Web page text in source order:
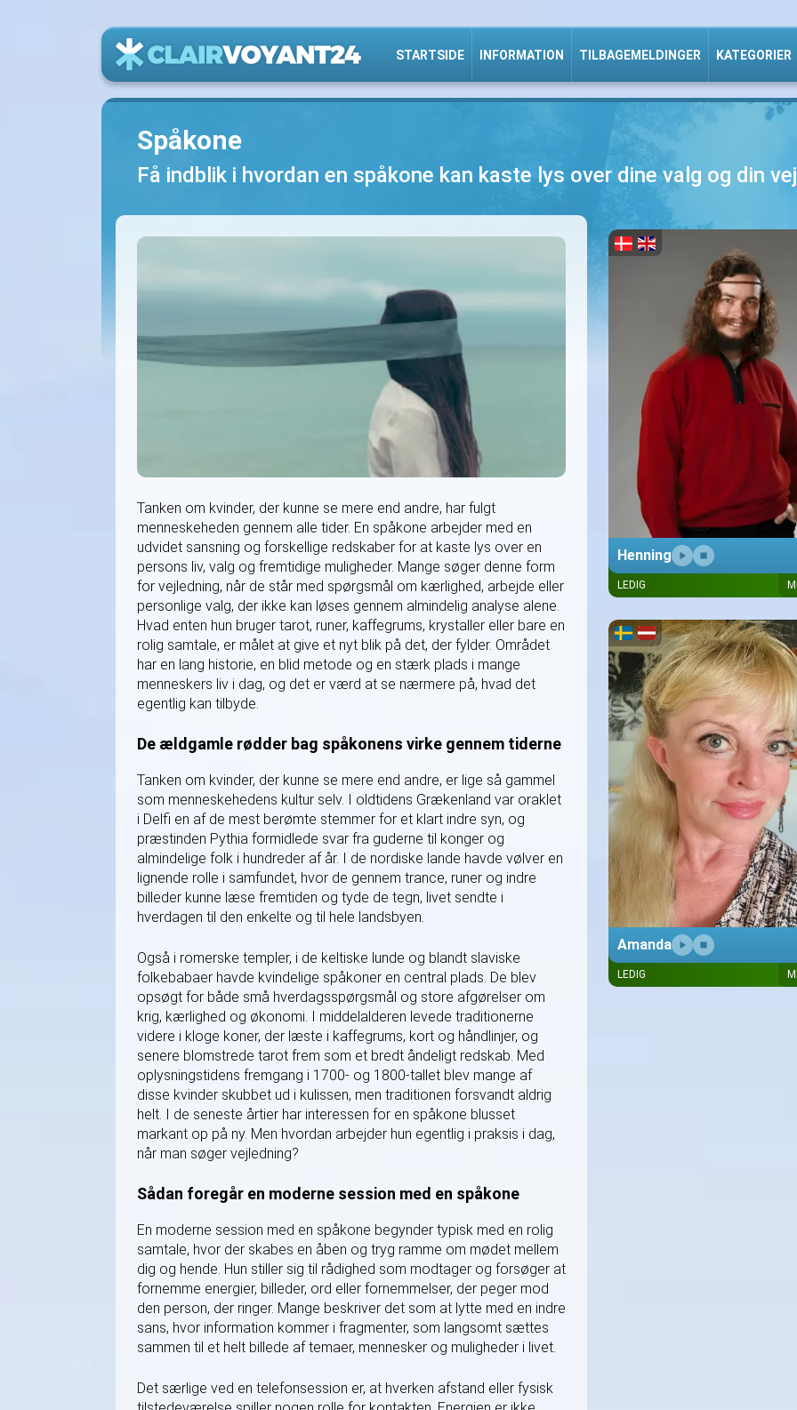
STARTSIDE INFORMATION TILBAGEMELDINGER KATEGORIER
Spåkone
Få indblik i hvordan en spåkone kan kaste lys over dine valg og din
Tanken om kvinder, der kunne se mere end andre, har fulgt
menneskeheden gennem alle tider. En spåkone arbejder med en
udvidet sansning og forskellige redskaber for at kaste lys over en
persons liv, valg og fremtidige muligheder. Mange søger denne form
for vejledning, når de står med spørgsmål om kærlighed, arbejde eller
personlige valg, der ikke kan løses gennem almindelig analyse alene.
Hvad enten hun bruger tarot, runer, kaffegrums, krystaller eller bare en
rolig samtale, er målet at give et nyt blik på det, der fylder. Området
har en lang historie, en blid metode og en stærk plads i mange
menneskers liv i dag, og det er værd at se nærmere på, hvad det
egentlig kan tilbyde.
De ældgamle rødder bag spåkonens virke gennem tiderne
Tanken om kvinder, der kunne se mere end andre, er lige så gammel
som menneskehedens kultur selv. I oldtidens Grækenland var oraklet
i Delfi en af de mest berømte stemmer for et klart indre syn, og
præstinden Pythia formidlede svar fra guderne til konger og
almindelige folk i hundreder af år. I de nordiske lande havde vølver en
lignende rolle i samfundet, hvor de gennem trance, runer og indre
billeder kunne læse fremtiden og tyde de tegn, livet sendte i
hverdagen til den enkelte og til hele landsbyen.
Også i romerske templer, i de keltiske lunde og blandt slaviske
folkebabaer havde kvindelige spåkoner en central plads. De blev
opsøgt for både små hverdagsspørgsmål og store afgørelser om
krig, kærlighed og økonomi. I middelalderen levede traditionerne
videre i kloge koner, der læste i kaffegrums, kort og håndlinjer, og
senere blomstrede tarot frem som et bredt åndeligt redskab. Med
oplysningstidens fremgang i 1700- og 1800-tallet blev mange af
disse kvinder skubbet ud i kulissen, men traditionen forsvandt aldrig
helt. I de seneste årtier har interessen for en spåkone blusset
markant op på ny. Men hvordan arbejder hun egentlig i praksis i dag,
når man søger vejledning?
Sådan foregår en moderne session med en spåkone
En moderne session med en spåkone begynder typisk med en rolig
samtale, hvor der skabes en åben og tryg ramme om mødet mellem
dig og hende. Hun stiller sig til rådighed som modtager og forsøger at
fornemme energier, billeder, ord eller fornemmelser, der peger mod
den person, der ringer. Mange beskriver det som at lytte med en indre
sans, hvor information kommer i fragmenter, som langsomt sættes
sammen til et helt billede af temaer, mennesker og muligheder i livet.
Det særlige ved en telefonsession er, at hverken afstand eller fysisk
Henning
Henning er et uddannet
møder hvert opkald med
respekt og et åbent sind, så
sig velkommen
LEDIG
Amanda
Amanda er en varm og erfaren
LEDIG